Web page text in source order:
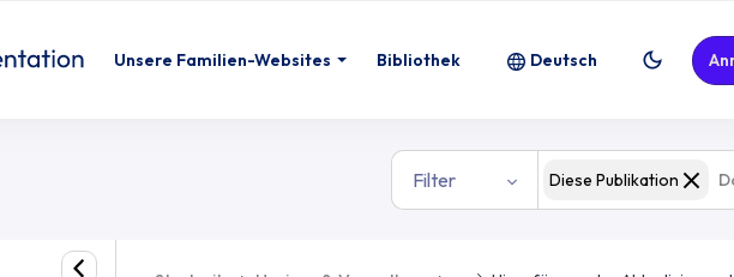
Unsere Familien-Websites Bibliothek Deutsch
Filter Diese Publikation